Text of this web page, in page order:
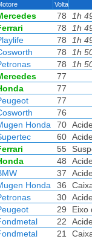
Volta
78
1h
78
1h
78
1h
78
1h
78
1h
77
77
77
76
Honda 70
60
55
48
37
Honda 36
30
29
Eixo
22
21